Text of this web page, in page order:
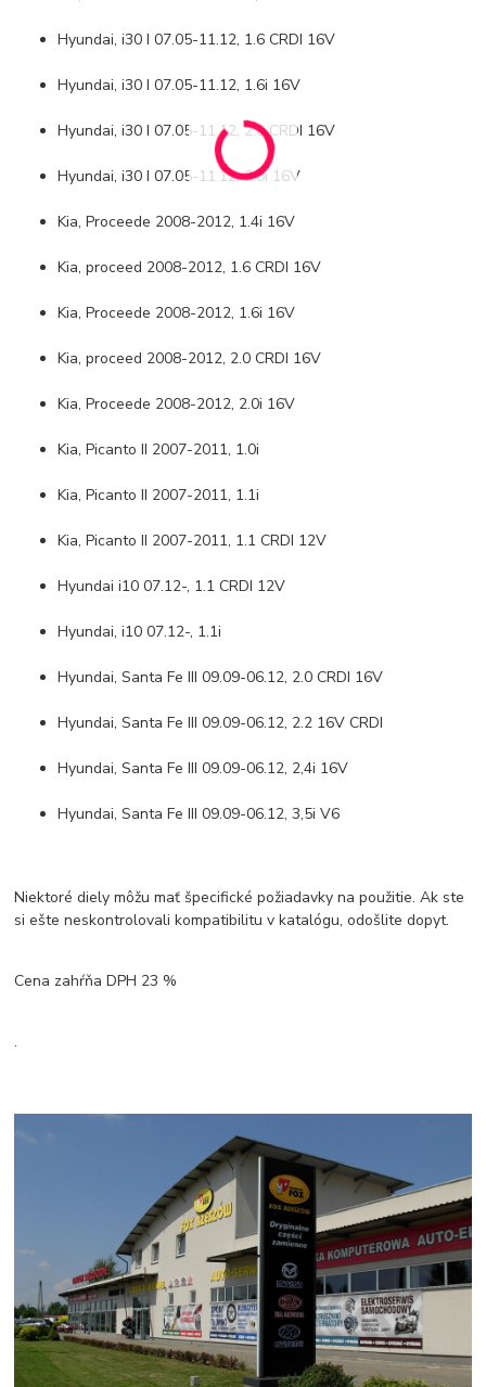
Hyundai, i30 I 07.05-11.12, 1.6 CRDI 16V
Hyundai, i30 I 07.05-11.12, 1.6i 16V
Hyundai, i30 I 07.05-11.12, 2.0 CRDI 16V
Hyundai, i30 I 07.05-11.12, 2.0i 16V
Kia, Proceede 2008-2012, 1.4i 16V
Kia, proceed 2008-2012, 1.6 CRDI 16V
Kia, Proceede 2008-2012, 1.6i 16V
Kia, proceed 2008-2012, 2.0 CRDI 16V
Kia, Proceede 2008-2012, 2.0i 16V
Kia, Picanto II 2007-2011, 1.0i
Kia, Picanto II 2007-2011, 1.1i
Kia, Picanto II 2007-2011, 1.1 CRDI 12V
Hyundai i10 07.12-, 1.1 CRDI 12V
Hyundai, i10 07.12-, 1.1i
Hyundai, Santa Fe III 09.09-06.12, 2.0 CRDI 16V
Hyundai, Santa Fe III 09.09-06.12, 2.2 16V CRDI
Hyundai, Santa Fe III 09.09-06.12, 2,4i 16V
Hyundai, Santa Fe III 09.09-06.12, 3,5i V6
Niektoré diely môžu mať špecifické požiadavky na použitie. Ak ste
si ešte neskontrolovali kompatibilitu v katalógu, odošlite dopyt.
Cena zahŕňa DPH 23 %
.